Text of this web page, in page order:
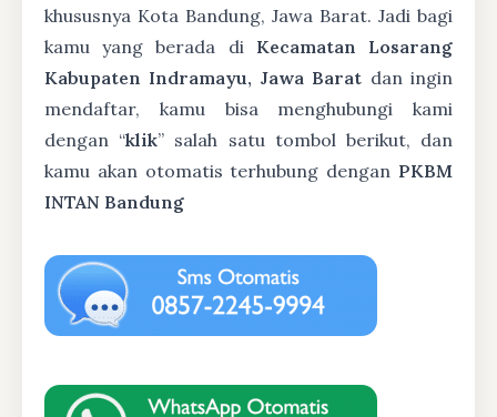
khususnya Kota Bandung, Jawa Barat. Jadi bagi
kamu yang berada di Kecamatan Losarang
Kabupaten Indramayu, Jawa Barat dan ingin
mendaftar, kamu bisa menghubungi kami
dengan “klik” salah satu tombol berikut, dan
kamu akan otomatis terhubung dengan PKBM
INTAN Bandung